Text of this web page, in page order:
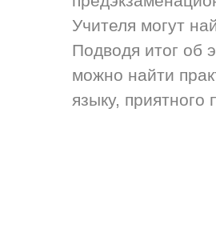
Учителя могут
Подводя итог об
можно найти
языку,